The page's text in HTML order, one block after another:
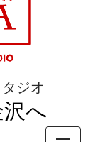
ジオ
へ